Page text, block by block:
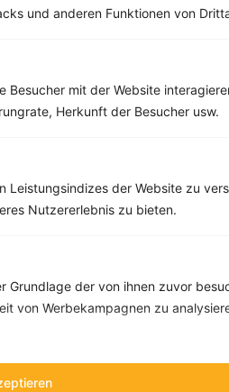
und anderen Funktionen von
mit der Website
Herkunft der Besucher usw.
der Website zu
Nutzererlebnis zu bieten.
Grundlage der von ihnen zuvor
von Werbekampagnen zu
›
22 g
71 g
›
15 g
19 g